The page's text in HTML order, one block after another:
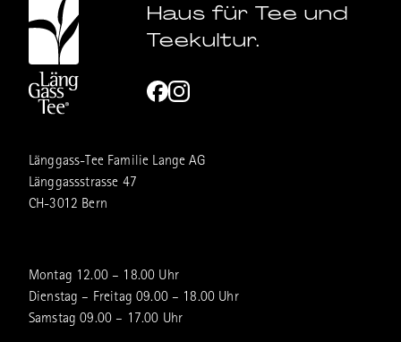
Haus für Tee und
Teekultur.
Länggass-Tee Familie Lange AG
Länggassstrasse 47
CH-3012 Bern
Montag 12.00 – 18.00 Uhr
Dienstag – Freitag 09.00 – 18.00 Uhr
Samstag 09.00 – 17.00 Uhr